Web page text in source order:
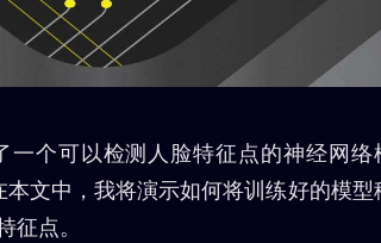
一个可以检测人脸特征点的神经网络
文中，我将演示如何将训练好的模
点。